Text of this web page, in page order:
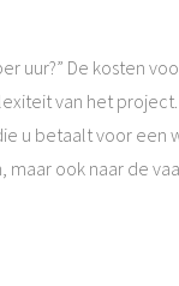
De kosten
van het
u betaalt voor
ook naar de